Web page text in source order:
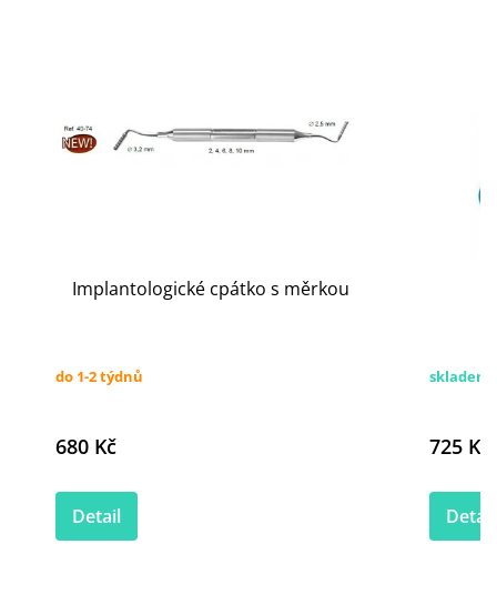
Implantologické cpátko s měrkou
do 1-2 týdnů
680 Kč
Detail
skladem
725 Kč
Detail